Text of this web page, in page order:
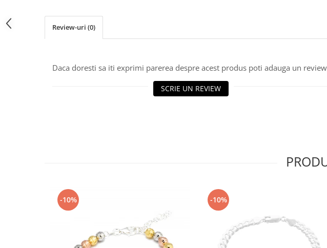
Review-uri (0)
Daca doresti sa iti exprimi parerea despre acest produs poti adauga un
SCRIE UN REVIEW
-10% -10%